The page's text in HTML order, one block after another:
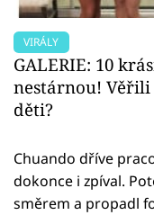
VIRÁLY
GALERIE: 10
nestárnou! Věřili
děti?
Chuando dříve
dokonce i zpíval.
směrem a propadl